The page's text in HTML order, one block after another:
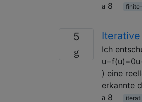
8
5
Ich
) eine
erkannte
8